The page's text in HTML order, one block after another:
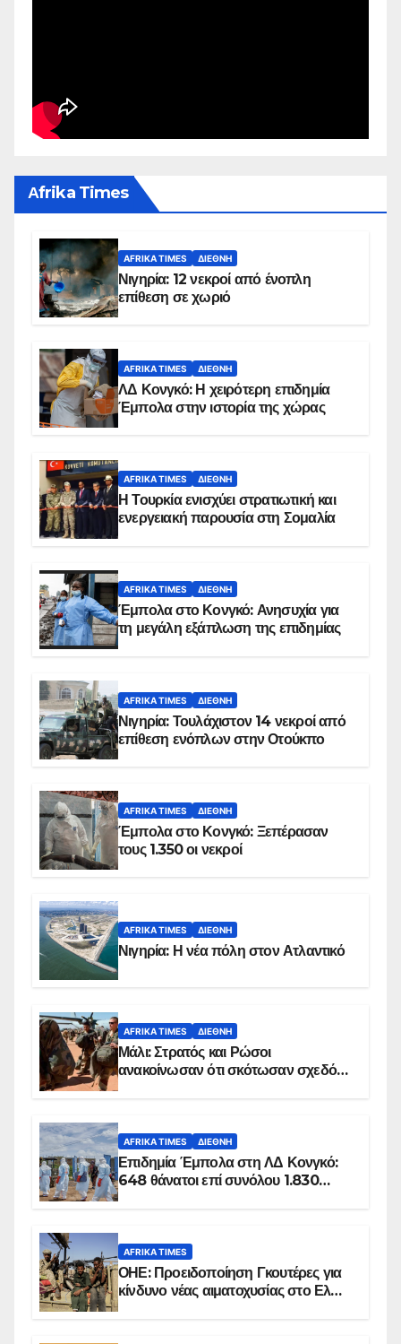
Αfrika Times
AFRIKA TIMES ΔΙΕΘΝΉ
Νιγηρία: 12 νεκροί από ένοπλη
επίθεση σε χωριό
AFRIKA TIMES ΔΙΕΘΝΉ
ΛΔ Κονγκό: Η χειρότερη επιδημία
Έμπολα στην ιστορία της χώρας
AFRIKA TIMES ΔΙΕΘΝΉ
Η Τουρκία ενισχύει στρατιωτική και
ενεργειακή παρουσία στη Σομαλία
AFRIKA TIMES ΔΙΕΘΝΉ
Έμπολα στο Κονγκό: Ανησυχία για
τη μεγάλη εξάπλωση της επιδημίας
AFRIKA TIMES ΔΙΕΘΝΉ
Νιγηρία: Τουλάχιστον 14 νεκροί από
επίθεση ενόπλων στην Οτούκπο
AFRIKA TIMES ΔΙΕΘΝΉ
Έμπολα στο Κονγκό: Ξεπέρασαν
τους 1.350 οι νεκροί
AFRIKA TIMES ΔΙΕΘΝΉ
Νιγηρία: Η νέα πόλη στον Ατλαντικό
AFRIKA TIMES ΔΙΕΘΝΉ
Μάλι: Στρατός και Ρώσοι
ανακοίνωσαν ότι σκότωσαν σχεδόν
AFRIKA TIMES ΔΙΕΘΝΉ
Επιδημία Έμπολα στη ΛΔ Κονγκό:
648 θάνατοι επί συνόλου 1.830
AFRIKA TIMES
ΟΗΕ: Προειδοποίηση Γκουτέρες για
κίνδυνο νέας αιματοχυσίας στο Ελ